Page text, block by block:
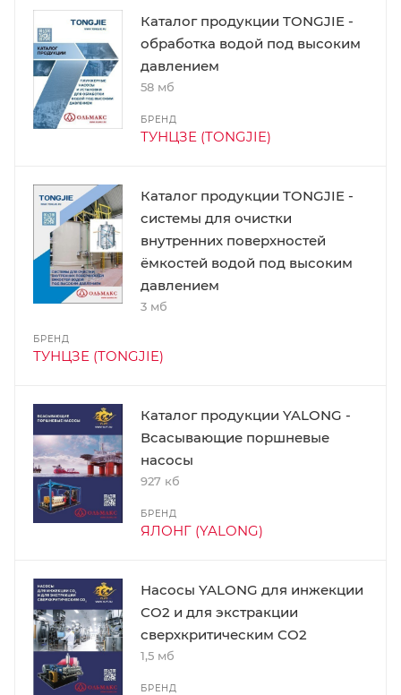
Каталог продукции TONGJIE -
обработка водой под высоким
давлением
58 мб
БРЕНД
ТУНЦЗЕ (TONGJIE)
Каталог продукции TONGJIE -
системы для очистки
внутренних поверхностей
ёмкостей водой под высоким
давлением
3 мб
БРЕНД
ТУНЦЗЕ (TONGJIE)
Каталог продукции YALONG -
Всасывающие поршневые
насосы
927 кб
БРЕНД
ЯЛОНГ (YALONG)
Насосы YALONG для инжекции
СО2 и для экстракции
сверхкритическим СО2
1,5 мб
БРЕНД